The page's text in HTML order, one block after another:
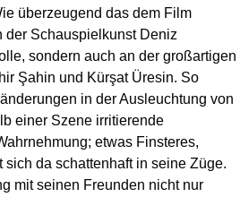
überzeugend das dem Film
der Schauspielkunst Deniz
sondern auch an der großartigen
Şahin und Kürşat Üresin. So
in der Ausleuchtung von
einer Szene irritierende
etwas Finsteres,
da schattenhaft in seine Züge.
mit seinen Freunden nicht nur